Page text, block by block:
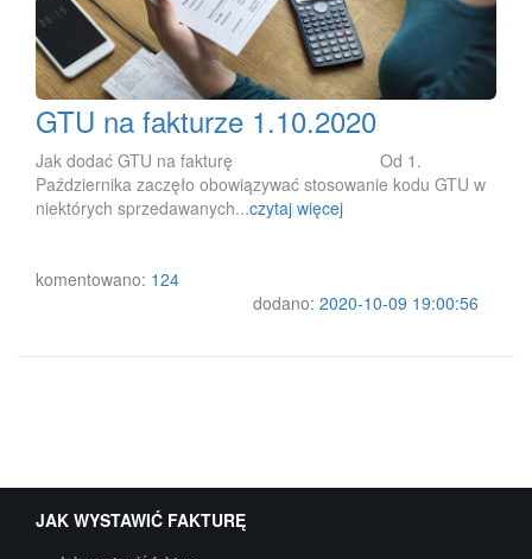
GTU na fakturze 1.10.2020
Jak dodać GTU na fakturę Od 1.
Października zaczęło obowiązywać stosowanie kodu GTU w
niektórych sprzedawanych...czytaj więcej
komentowano: 124
dodano: 2020-10-09 19:00:56
JAK WYSTAWIĆ FAKTURĘ